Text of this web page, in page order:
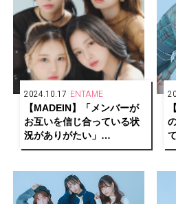
2024.10.17 ENTAME
【MADEIN】「メンバーが
お互いを信じ合っている状
況がありがたい」
【MASHIRO、YESEO、